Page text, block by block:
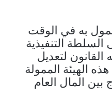
به في الوقت
التنفيذية
لتعديل
الهيئة الممولة
المال العام